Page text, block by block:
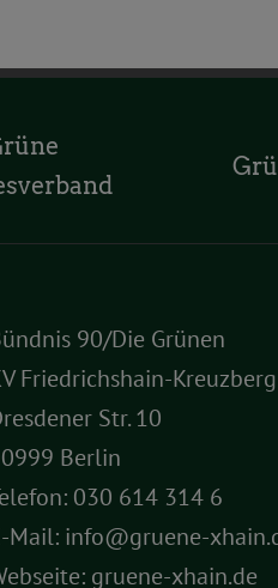
90/Die Grünen
Friedrichshain-Kreuzberg
Str. 10
Berlin
030 614 314 6
Mail: info@gruene-
gruene-xhain.de